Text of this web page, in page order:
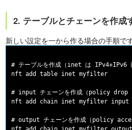
2. テーブルとチェーンを作成
新しい設定を一から作る場合の手順です
# テーブルを作成（inet は IPv4+IPv6
nft add table inet myfilter
# input チェーンを作成（policy drop で
nft add chain inet myfilter
# output チェーンを作成（policy